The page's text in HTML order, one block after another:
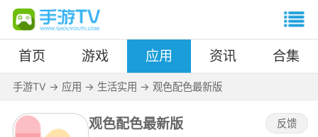
首页 游戏 应用 资讯 合集
手游TV -> 应用 -> 生活实用 -> 观色配色最新版
观色配色最新版
反馈